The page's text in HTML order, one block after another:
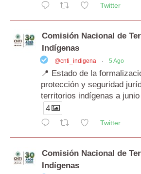
Twitter
Comisión Nacional de
Indígenas
@cnti_indigena · 5 Ago
📍 Estado de la
protección y seguridad
territorios indígenas a junio
4
Twitter
Comisión Nacional de
Indígenas